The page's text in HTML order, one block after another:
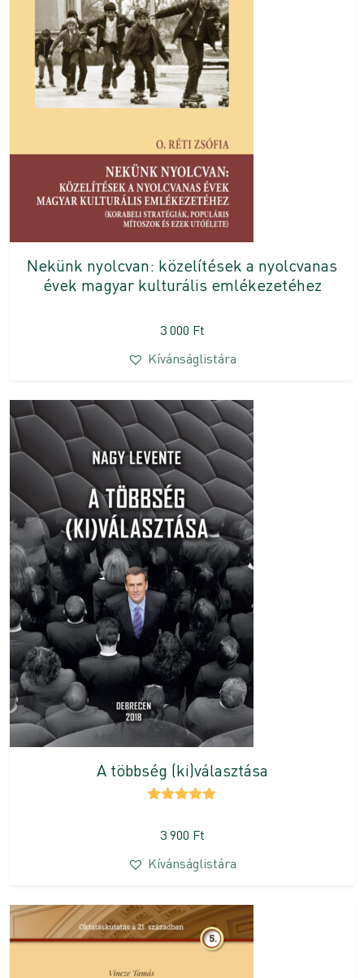
Nekünk nyolcvan: közelítések a nyolcvanas
évek magyar kulturális emlékezetéhez
3 000 Ft
Kívánságlistára
A többség (ki)választása
3 900 Ft
Kívánságlistára